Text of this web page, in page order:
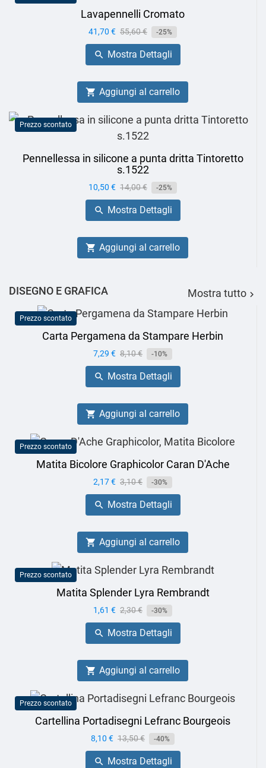
Lavapennelli Cromato
Prezzo
41,70 € Prezzo
base
55,60 € -25%
 Mostra Dettagli
 Aggiungi al carrello
Prezzo scontato
Pennellessa in silicone a punta dritta Tintoretto
s.1522
Prezzo
10,50 € Prezzo
base
14,00 € -25%
 Mostra Dettagli
 Aggiungi al carrello
DISEGNO E GRAFICA Mostra tutto 
Prezzo scontato
Carta Pergamena da Stampare Herbin
Prezzo
7,29 € Prezzo
base
8,10 € -10%
 Mostra Dettagli
 Aggiungi al carrello
Prezzo scontato
Matita Bicolore Graphicolor Caran D'Ache
Prezzo
2,17 € Prezzo
base
3,10 € -30%
 Mostra Dettagli
 Aggiungi al carrello
Prezzo scontato
Matita Splender Lyra Rembrandt
Prezzo
1,61 € Prezzo
base
2,30 € -30%
 Mostra Dettagli
 Aggiungi al carrello
Prezzo scontato
Cartellina Portadisegni Lefranc Bourgeois
Prezzo
8,10 € Prezzo
base
13,50 € -40%
 Mostra Dettagli